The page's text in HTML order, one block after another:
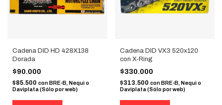
Cadena DID HD 428X138
Dorada
$90.000
$85.500 con BRE-B, Nequi o
Daviplata (Sólo por web)
Cadena DID VX3 520x120
con X-Ring
$330.000
$313.500 con BRE-B, Nequi o
Daviplata (Sólo por web)